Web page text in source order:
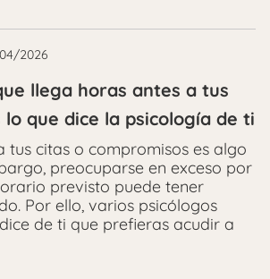
2026
llega horas antes a tus
lo que dice la psicología de ti
tus citas o compromisos es algo
preocuparse en exceso por
previsto puede tener
Por ello, varios psicólogos
de ti que prefieras acudir a